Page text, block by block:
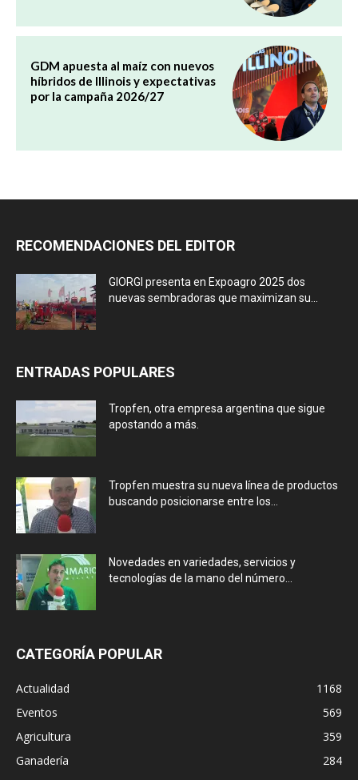
GDM apuesta al maíz con nuevos
híbridos de Illinois y expectativas
por la campaña 2026/27
RECOMENDACIONES DEL EDITOR
GIORGI presenta en Expoagro 2025 dos
nuevas sembradoras que maximizan su...
ENTRADAS POPULARES
Tropfen, otra empresa argentina que sigue
apostando a más.
Tropfen muestra su nueva línea de productos
buscando posicionarse entre los...
Novedades en variedades, servicios y
tecnologías de la mano del número...
CATEGORÍA POPULAR
Actualidad
1168
Eventos
569
Agricultura
359
Ganadería
284